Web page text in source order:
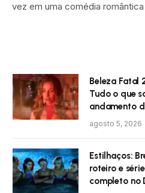
vez em uma comédia
Beleza Fatal
Tudo o que
andamento
agosto 5, 2026
Estilhaços:
roteiro e
completo no